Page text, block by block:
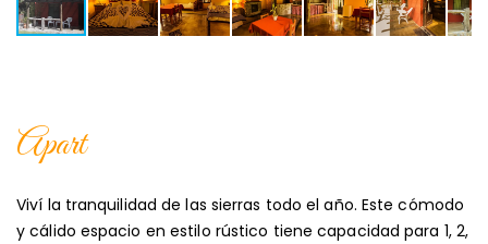
Apart
Viví la tranquilidad de las sierras todo el año. Este cómodo
y cálido espacio en estilo rústico tiene capacidad para 1, 2,